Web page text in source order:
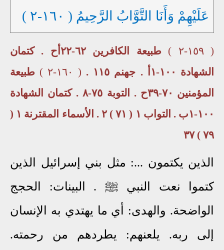
عَلَيْهِمْ وَأَنَا التَّوَّابُ الرَّحِيمُ ( ١٦٠-٢ )
( ١٥٩-٢ )
طبيعة الكافرين ٦٢-٢٢أح . كتمان
الشهادة ١٠٠-١أ . جهنم ١١٥ .
( ١٦٠-٢ )
طبيعة
المؤمنين ٧٠-٣٩ح . التوبة ٧٥-٨ . كتمان الشهادة
١٠٠-١ب . التواب ١ ( ٧١ ) ٢ . الأسماء المقترنة ١ (
٧٩ ) ٣٧
الذين يكتمون ...: مثل بني إسرائيل الذين
كتموا نعت النبي ﷺ . البينات: الحجج
الواضحة. والهدى: أي ما يهتدي به الإنسان
إلى ربه. يلعنهم: يطردهم من رحمته.